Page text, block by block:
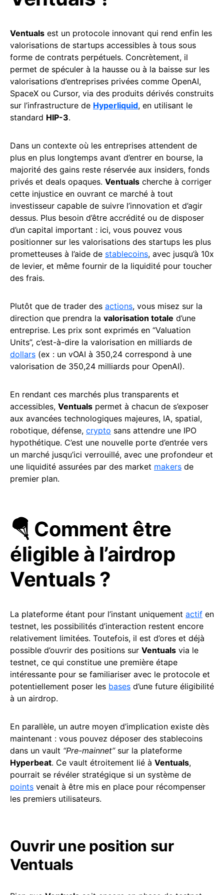
Ventuals est un protocole innovant qui rend enfin les
valorisations de startups accessibles à tous sous
forme de contrats perpétuels. Concrètement, il
permet de spéculer à la hausse ou à la baisse sur les
valorisations d’entreprises privées comme OpenAI,
SpaceX ou Cursor, via des produits dérivés construits
sur l’infrastructure de Hyperliquid, en utilisant le
standard HIP-3.
Dans un contexte où les entreprises attendent de
plus en plus longtemps avant d’entrer en bourse, la
majorité des gains reste réservée aux insiders, fonds
privés et deals opaques. Ventuals cherche à corriger
cette injustice en ouvrant ce marché à tout
investisseur capable de suivre l’innovation et d’agir
dessus. Plus besoin d’être accrédité ou de disposer
d’un capital important : ici, vous pouvez vous
positionner sur les valorisations des startups les plus
prometteuses à l’aide de stablecoins, avec jusqu’à 10x
de levier, et même fournir de la liquidité pour toucher
des frais.
Plutôt que de trader des actions, vous misez sur la
direction que prendra la valorisation totale d’une
entreprise. Les prix sont exprimés en “Valuation
Units”, c’est-à-dire la valorisation en milliards de
dollars (ex : un vOAI à 350,24 correspond à une
valorisation de 350,24 milliards pour OpenAI).
En rendant ces marchés plus transparents et
accessibles, Ventuals permet à chacun de s’exposer
aux avancées technologiques majeures, IA, spatial,
robotique, défense, crypto sans attendre une IPO
hypothétique. C’est une nouvelle porte d’entrée vers
un marché jusqu’ici verrouillé, avec une profondeur et
une liquidité assurées par des market makers de
premier plan.
🪂 Comment être
éligible à l’airdrop
Ventuals ?
La plateforme étant pour l’instant uniquement actif en
testnet, les possibilités d’interaction restent encore
relativement limitées. Toutefois, il est d’ores et déjà
possible d’ouvrir des positions sur Ventuals via le
testnet, ce qui constitue une première étape
intéressante pour se familiariser avec le protocole et
potentiellement poser les bases d’une future éligibilité
à un airdrop.
En parallèle, un autre moyen d’implication existe dès
maintenant : vous pouvez déposer des stablecoins
dans un vault “Pre-mainnet”sur la plateforme
Hyperbeat. Ce vault étroitement lié à Ventuals,
pourrait se révéler stratégique si un système de
points venait à être mis en place pour récompenser
les premiers utilisateurs.
Ouvrir une position sur
Ventuals